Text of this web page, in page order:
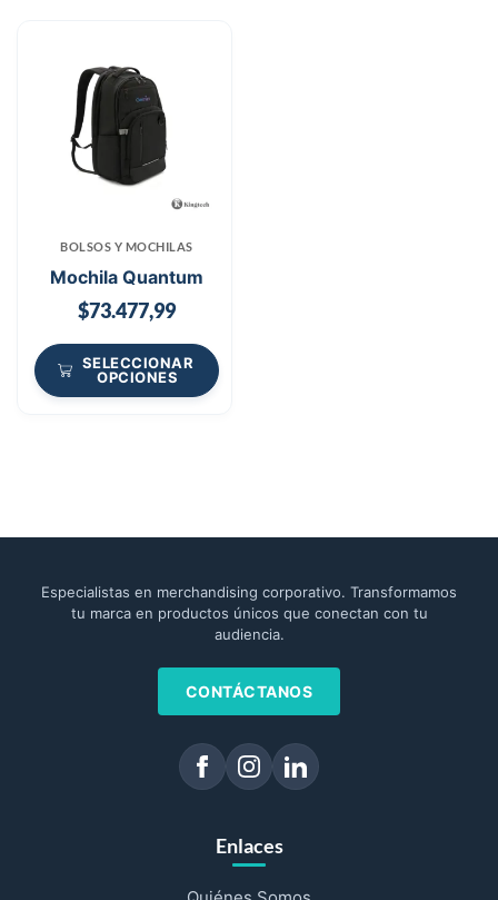
BOLSOS Y MOCHILAS
Mochila Quantum
$73.477,99
SELECCIONAR
OPCIONES
Especialistas en merchandising corporativo. Transformamos
tu marca en productos únicos que conectan con tu
audiencia.
CONTÁCTANOS
Enlaces